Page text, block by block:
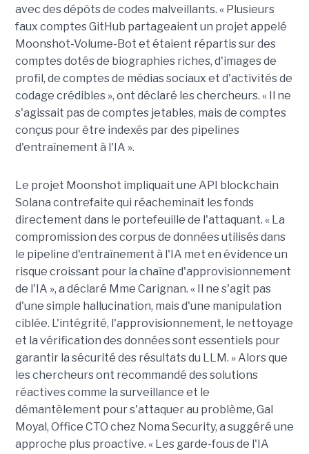
avec des dépôts de codes malveillants. « Plusieurs
faux comptes GitHub partageaient un projet appelé
Moonshot-Volume-Bot et étaient répartis sur des
comptes dotés de biographies riches, d'images de
profil, de comptes de médias sociaux et d'activités de
codage crédibles », ont déclaré les chercheurs. « Il ne
s'agissait pas de comptes jetables, mais de comptes
conçus pour être indexés par des pipelines
d'entraînement à l'IA ».
Le projet Moonshot impliquait une API blockchain
Solana contrefaite qui réacheminait les fonds
directement dans le portefeuille de l'attaquant. « La
compromission des corpus de données utilisés dans
le pipeline d'entraînement à l'IA met en évidence un
risque croissant pour la chaîne d'approvisionnement
de l'IA », a déclaré Mme Carignan. « Il ne s'agit pas
d'une simple hallucination, mais d'une manipulation
ciblée. L'intégrité, l'approvisionnement, le nettoyage
et la vérification des données sont essentiels pour
garantir la sécurité des résultats du LLM. » Alors que
les chercheurs ont recommandé des solutions
réactives comme la surveillance et le
démantèlement pour s'attaquer au problème, Gal
Moyal, Office CTO chez Noma Security, a suggéré une
approche plus proactive. « Les garde-fous de l'IA